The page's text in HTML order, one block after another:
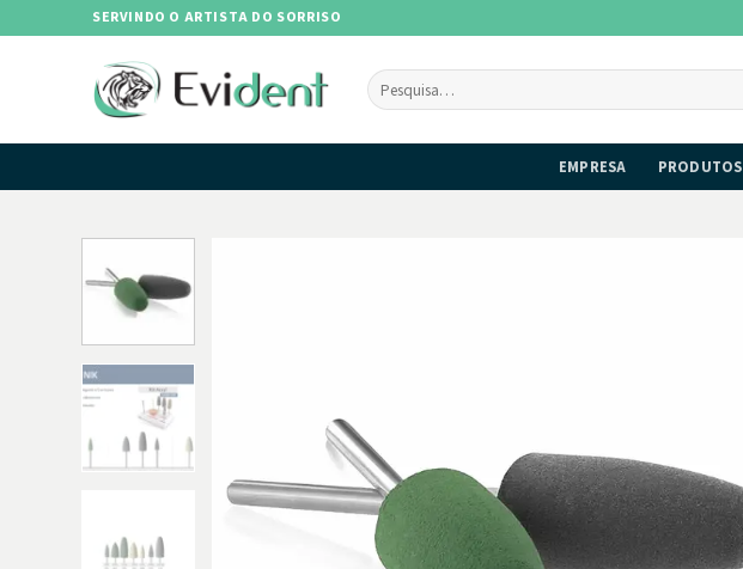
to
SERVINDO O ARTISTA DO SORRISO
Pesquisar
por:
EMPRESA PRODUTOS